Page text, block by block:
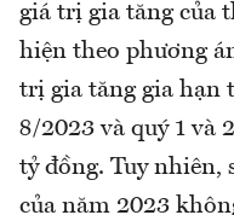
giá trị gia tăng của
hiện theo phương
trị gia tăng gia hạn
8/2023 và quý 1 và
tỷ đồng. Tuy nhiên,
của năm 2023